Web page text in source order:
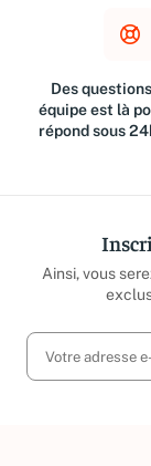
Des
équipe est là
répond sous
Ainsi, vous